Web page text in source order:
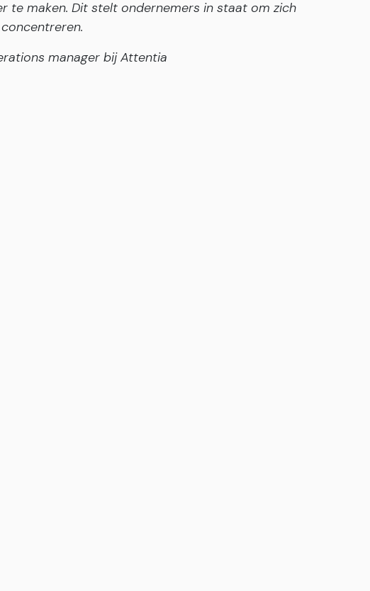
te maken. Dit stelt ondernemers in staat om zich
manager bij Attentia